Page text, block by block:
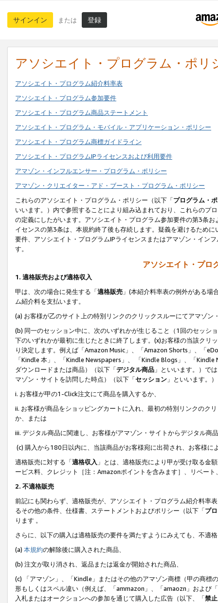
サインイン または 登録
アソシエイト・プログラム・ポリ
アソシエイト・プログラム紹介料率表
アソシエイト・プログラム参加要件
アソシエイト・プログラム商品ステートメント
アソシエイト・プログラム・モバイル・アプリケーション・ポリシー
アソシエイト・プログラム商標ガイドライン
アソシエイト・プログラムIPライセンスおよび利用要件
アマゾン・インフルエンサー・プログラム・ポリシー
アマゾン・クリエイター・アド・ブースト・プログラム・ポリシー
これらのアソシエイト・プログラム・ポリシー（以下「プログラム・
いいます。）内で参照することにより組み込まれており、これらのプ
の定義にしたがいます。アソシエイト・プログラム参加要件の第3条
イセンスの第3条は、本規約終了後も存続します。疑義を避けるため
要件、アソシエイト・プログラムIPライセンスまたはアマゾン・イン
す。
アソシエイト・プロ
1. 適格販売および適格収入
甲は、次の場合に発生する「適格販売 」(本紹介料率表の例外がある
ム紹介料を支払います。
(a) お客様が乙のサイト上の特別リンクのクリックスルーにてアマゾン
(b) 同一のセッション中に、次のいずれかが生じること（1回のセッシ
下のいずれかが最初に生じたときに終了します。(x)お客様の当該ク
り決定します。例えば「Amazon Music」、「Amazon Shorts」、「
「Kindle 本」、「Kindle Newspapers」、 「Kindle Blogs」、「
ダウンロードまたは商品）（以下「デジタル商品 」といいます。）で
マゾン・サイトを訪問した時点）（以下「セッション 」といいます。
i. お客様が甲の1-Click注文にて商品を購入するか、
ii. お客様が商品をショッピングカートに入れ、最初の特別リンクのク
か、または
iii. デジタル商品に関連し、お客様がアマゾン・サイトからデジタル
(c) 購入から180日以内に、当該商品がお客様宛に出荷され、お客様
適格販売に対する「適格収入 」とは、適格販売により甲が受け取る金
ービス料、クレジット［注：Amazonポイントを含みます］、リベー
2. 不適格販売
前記にも関わらず、適格販売が、アソシエイト・プログラム紹介料率
るその他の条件、仕様書、ステートメントおよびポリシー（以下「プ
ります 。
さらに、以下の購入は適格販売の要件を満たすようにみえても、不適
(a) 本規約の解除後に購入された商品、
(b) 注文が取り消され、返品または返金が開始された商品、
(c) 「アマゾン」、「Kindle」またはその他のアマゾン商標（甲の商
形もしくはスペル違い（例えば、「ammazon」、「amaozn」および
入札またはオークションへの参加を通じて購入した広告（以下、「禁